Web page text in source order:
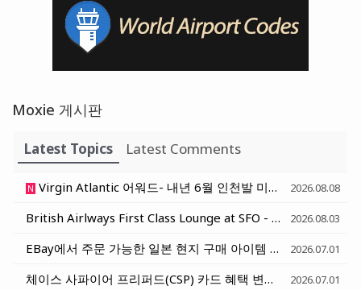
Moxie 게시판
Latest Topics Latest Comments
N Virgin Atlantic 어워드- 내년 6월 인천발 미국행 대한항공 편도 31,000 부터 시작 2026.08.08
British Airlways First Class Lounge at SFO - 샌프란시스코 영국항공 일등석 라운지 2026.08.03
EBay에서 주문 가능한 일본 현지 구매 아이템 - 일본 호텔로 배송받기 2026.07.01
체이스 사파이어 프리퍼드(CSP) 카드 혜택 변화 세가지 정리 (6월 15일과 10월 1일) 2026.07.01